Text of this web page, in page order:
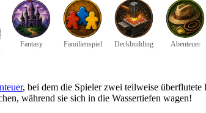
Fantasy Familienspiel Deckbuilding Abenteuer
, bei dem die Spieler zwei teilweise
während sie sich in die Wassertiefen wagen!